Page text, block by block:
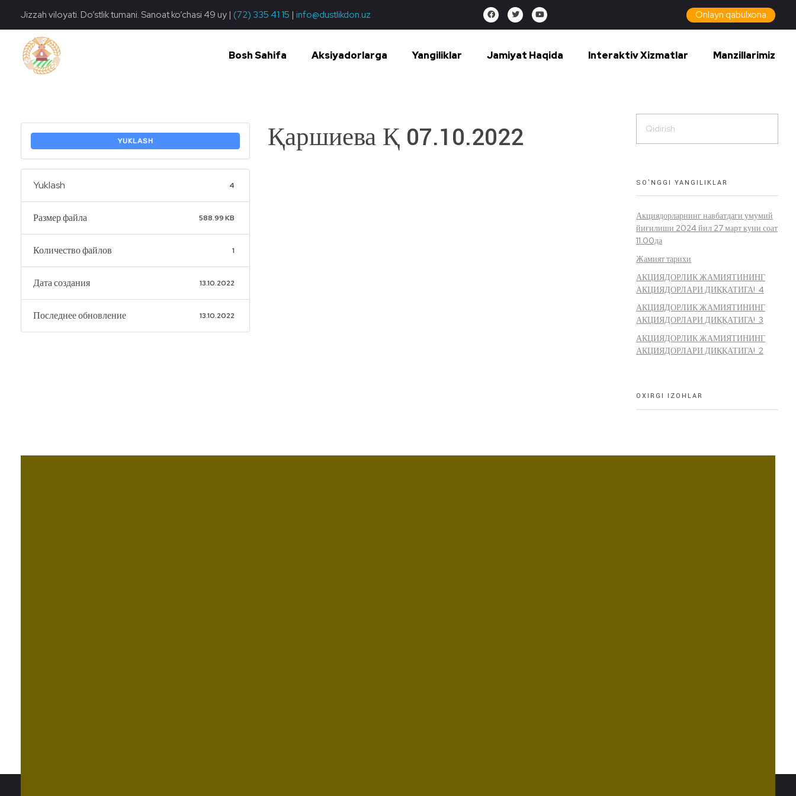
Jizzah viloyati. Do’stlik tumani. Sanoat ko’chasi 49 uy | (72) 335 41 15 | info@dustlikdon.uz Onlayn qabulxona
Bosh Sahifa Aksiyadorlarga Yangiliklar Jamiyat Haqida Interaktiv Xizmatlar Manzillarimiz
YUKLASH
Yuklash 4
Размер файла 588.99 KB
Количество файлов 1
Дата создания 13.10.2022
Последнее обновление 13.10.2022
Қаршиева Қ 07.10.2022
SO’NGGI YANGILIKLAR
Акциядорларнинг навбатдаги умумий
йиғилиши 2024 йил 27 март куни соат
11.00да
Жамият тарихи
АКЦИЯДОРЛИК ЖАМИЯТИНИНГ
АКЦИЯДОРЛАРИ ДИҚҚАТИГА! 4
АКЦИЯДОРЛИК ЖАМИЯТИНИНГ
АКЦИЯДОРЛАРИ ДИҚҚАТИГА! 3
АКЦИЯДОРЛИК ЖАМИЯТИНИНГ
АКЦИЯДОРЛАРИ ДИҚҚАТИГА! 2
OXIRGI IZOHLAR